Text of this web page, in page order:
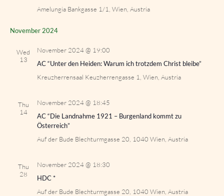
Amelungia Bankgasse 1/1, Wien, Austria
November 2024
Wed
13
November 2024 @ 19:00
AC “Unter den Heiden: Warum ich trotzdem Christ bleibe”
Kreuzherrensaal Keuzherrengasse 1, Wien, Austria
Thu
14
November 2024 @ 18:45
AC “Die Landnahme 1921 – Burgenland kommt zu
Österreich”
Auf der Bude Blechturmgasse 20, 1040 Wien, Austria
Thu
28
November 2024 @ 18:30
HDC *
Auf der Bude Blechturmgasse 20, 1040 Wien, Austria